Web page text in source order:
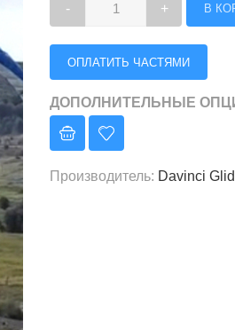
- +
ОПЛАТИТЬ ЧАСТЯМИ
ДОПОЛНИТЕЛЬНЫЕ
Производитель: Davinci